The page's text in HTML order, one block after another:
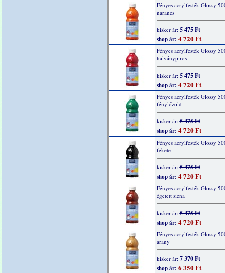
Fényes acrylfesték Glossy
narancs
kisker ár:5 475 Ft
shop ár: 4 720 Ft
Fényes acrylfesték Glossy
halványpiros
kisker ár:5 475 Ft
shop ár: 4 720 Ft
Fényes acrylfesték Glossy
fénylőzöld
kisker ár:5 475 Ft
shop ár: 4 720 Ft
Fényes acrylfesték Glossy
fekete
kisker ár:5 475 Ft
shop ár: 4 720 Ft
Fényes acrylfesték Glossy
égetett siena
kisker ár:5 475 Ft
shop ár: 4 720 Ft
Fényes acrylfesték Glossy
arany
kisker ár:7 370 Ft
shop ár: 6 350 Ft